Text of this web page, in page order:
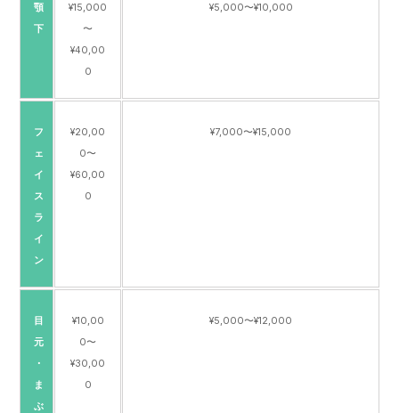
顎
下
¥15,000
〜
¥40,00
0
¥5,000〜¥10,000
フ
ェ
イ
ス
ラ
イ
ン
¥20,00
0〜
¥60,00
0
¥7,000〜¥15,000
目
元
・
ま
ぶ
¥10,00
0〜
¥30,00
0
¥5,000〜¥12,000